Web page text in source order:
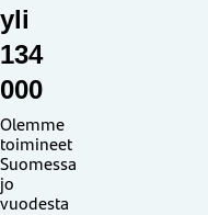
yli
134
000
Olemme
toimineet
Suomessa
jo
vuodesta